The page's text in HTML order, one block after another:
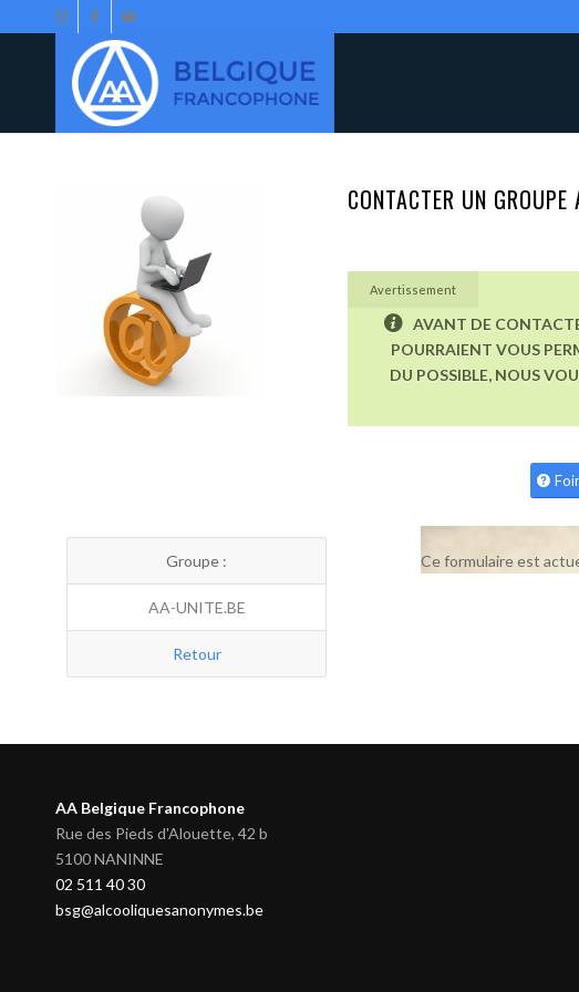
CONTACTER UN
Avertissement
AVANT DE
POURRAIENT VOUS
DU POSSIBLE, NOUS
Groupe :
AA-UNITE.BE
Retour
Ce formulaire est
AA Belgique Francophone
Rue des Pieds d'Alouette, 42 b
5100 NANINNE
02 511 40 30
bsg@alcooliquesanonymes.be